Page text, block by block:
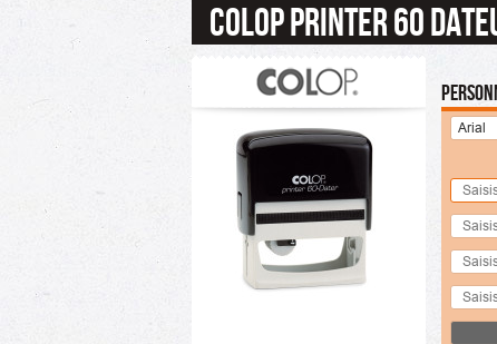
Colop Printer 60
Arial